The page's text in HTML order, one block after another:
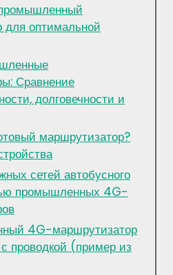
для оптимальной
Сравнение
долговечности и
маршрутизатор?
сетей автобусного
промышленных 4G-
4G-маршрутизатор
проводкой (пример из